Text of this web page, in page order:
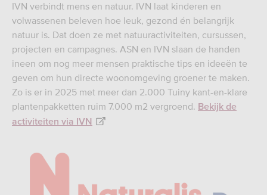
IVN verbindt mens en natuur. IVN laat kinderen en
volwassenen beleven hoe leuk, gezond én belangrijk
natuur is. Dat doen ze met natuuractiviteiten, cursussen,
projecten en campagnes. ASN en IVN slaan de handen
ineen om nog meer mensen praktische tips en ideeën te
geven om hun directe woonomgeving groener te maken.
Zo is er in 2025 met meer dan 2.000 Tuiny kant-en-klare
plantenpakketten ruim 7.000 m2 vergroend. Bekijk de
activiteiten via IVN